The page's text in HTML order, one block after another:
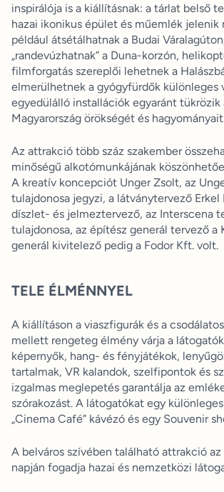
inspirálója is a kiállításnak: a tárlat belső
hazai ikonikus épület és műemlék jelenik
például átsétálhatnak a Budai
„randevúzhatnak” a Duna-korzón,
filmforgatás szereplői lehetnek a
elmerülhetnek a gyógyfürdők különleges
egyedülálló installációk egyaránt tükrözik
Magyarország örökségét és
Az attrakció több száz szakember
minőségű alkotómunkájának
A kreatív koncepciót Unger Zsolt, az
tulajdonosa jegyzi, a látványtervező Erkel
díszlet- és jelmeztervező, az Interscena
tulajdonosa, az építész generál tervező a
generál kivitelező pedig a Fodor Kft. volt.
TELE ÉLMÉNNYEL
A kiállításon a viaszfigurák és a
mellett rengeteg élmény várja a
képernyők, hang- és fényjátékok,
tartalmak, VR kalandok, szelfipontok és
izgalmas meglepetés garantálja az
szórakozást. A látogatókat egy
„Cinema Café” kávézó és egy Souvenir
A belváros szívében található attrakció
napján fogadja hazai és nemzetközi